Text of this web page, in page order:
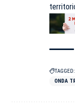
TAGGED:
ONDA